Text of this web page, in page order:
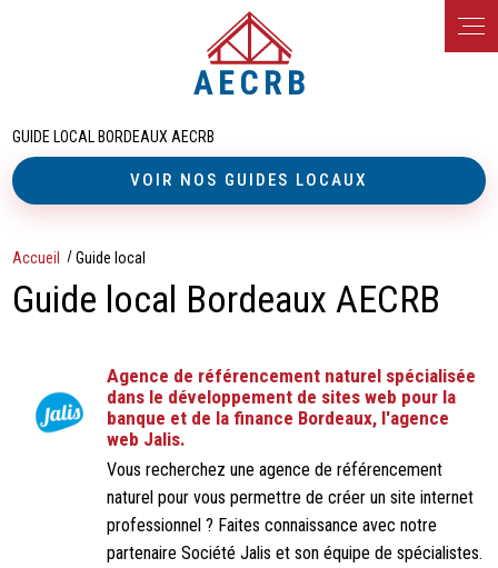
GUIDE LOCAL BORDEAUX AECRB
Accueil Guide local
Guide local Bordeaux AECRB
Agence de référencement naturel spécialisée
dans le développement de sites web pour la
banque et de la finance Bordeaux, l'agence
web Jalis.
Vous recherchez une agence de référencement
naturel pour vous permettre de créer un site internet
professionnel ? Faites connaissance avec notre
partenaire Société Jalis et son équipe de spécialistes.